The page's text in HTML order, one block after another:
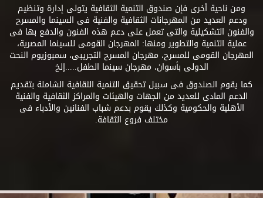
ومن ناحية أخرى فإن صندوق التنمية الثقافية يتولى إدارة وتنظيم
ودعم العديد من المهرجانات الثقافية والفنية فى السينما والمسرح
والفنون التشكيلية والتى تعمل على دعم هذه الفنون والدفع بها فى
عملية التنمية والتطوير ومنها: المهرجان القومى للسينما المصرية،
المهرجان القومى للمسرح، مهرجان المسرح التجريبى، سمبوزيوم النحت
الدولى بأسوان، مهرجان سينما الطفل.....إلخ
كما يقوم الصندوق فى سبيل تحقيق التنمية الثقافية الشاملة بتقديم
الدعم المادى للعديد من الجهات والهيئات والمراكز الثقافية والفنية
الأهلية والحكومية وكذلك يقوم بدعم شباب الفنانين والأدباء فى
مختلف فروع الثقافة.